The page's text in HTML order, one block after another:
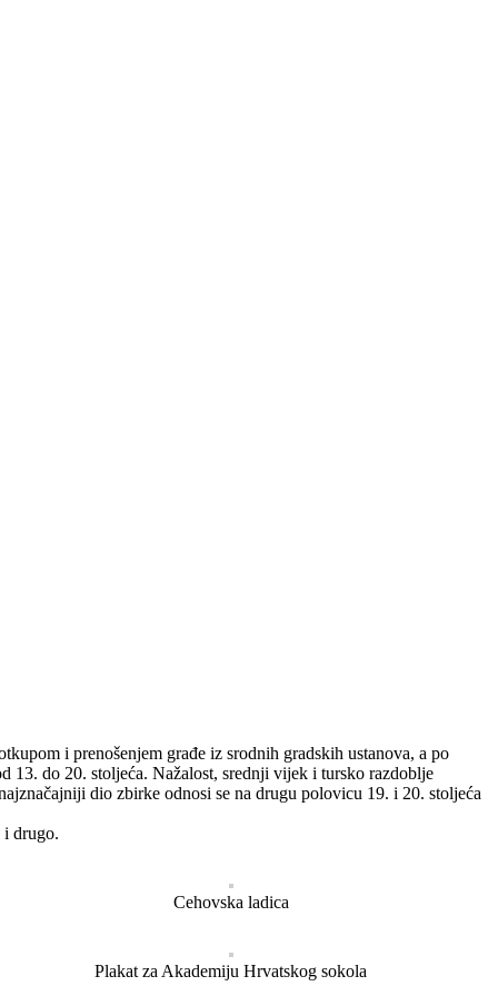
i prenošenjem građe iz srodnih gradskih ustanova, a po
13. do 20. stoljeća. Nažalost, srednji vijek i tursko razdoblje
dio zbirke odnosi se na drugu polovicu 19. i 20. stoljeća
i drugo.
Cehovska ladica
Plakat za Akademiju Hrvatskog sokola